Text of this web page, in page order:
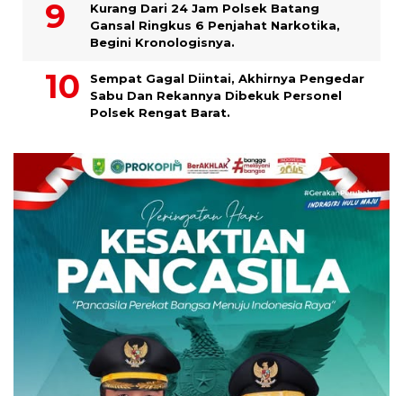
Kurang Dari 24 Jam Polsek Batang
Gansal Ringkus 6 Penjahat Narkotika,
Begini Kronologisnya.
Sempat Gagal Diintai, Akhirnya Pengedar
Sabu Dan Rekannya Dibekuk Personel
Polsek Rengat Barat.